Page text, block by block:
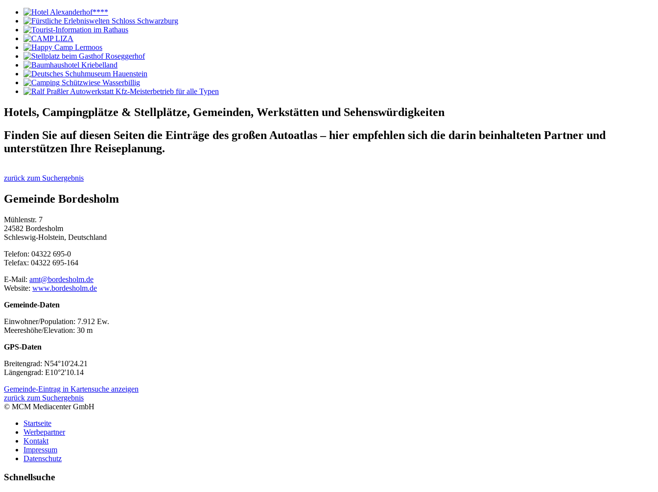
Hotels, Campingplätze & Stellplätze, Gemeinden, Werkstätten und Sehenswürdigkeiten
Finden Sie auf diesen Seiten die Einträge des großen Autoatlas – hier empfehlen sich die darin beinhalteten Partner und
unterstützen Ihre Reiseplanung.
zurück zum Suchergebnis
Gemeinde Bordesholm
Mühlenstr. 7
24582 Bordesholm
Schleswig-Holstein, Deutschland
Telefon: 04322 695-0
Telefax: 04322 695-164
E-Mail: amt@bordesholm.de
Website: www.bordesholm.de
Gemeinde-Daten
Einwohner/Population: 7.912 Ew.
Meereshöhe/Elevation: 30 m
GPS-Daten
Breitengrad: N54°10'24.21
Längengrad: E10°2'10.14
Gemeinde-Eintrag in Kartensuche anzeigen
zurück zum Suchergebnis
© MCM Mediacenter GmbH
Startseite
Werbepartner
Kontakt
Impressum
Datenschutz
Schnellsuche